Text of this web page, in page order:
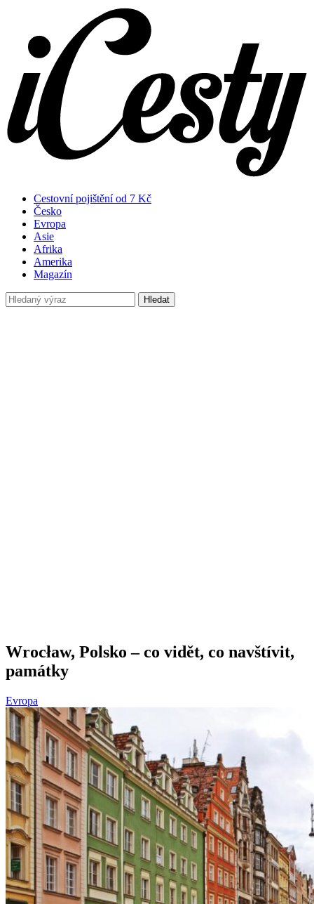
Cestovní pojištění od 7 Kč
Česko
Evropa
Asie
Afrika
Amerika
Magazín
Hledat
Wrocław, Polsko – co vidět, co navštívit,
památky
Evropa